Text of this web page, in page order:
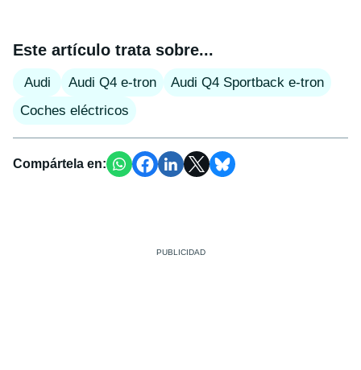
Este artículo trata sobre...
Audi Audi Q4 e-tron
Audi Q4 Sportback e-tron
Coches eléctricos
Compártela en: